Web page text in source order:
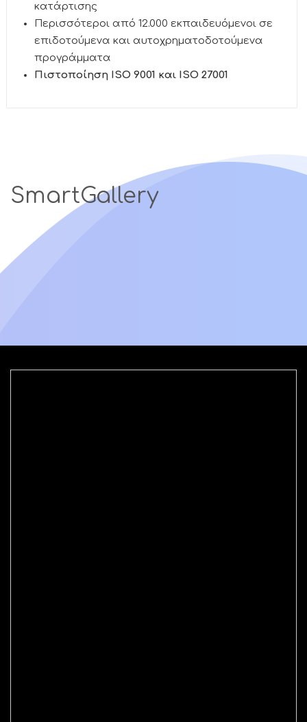
κατάρτισης
Περισσότεροι από 12.000 εκπαιδευόμενοι σε
επιδοτούμενα και αυτοχρηματοδοτούμενα
προγράμματα
Πιστοπoίηση ISO 9001 και ISO 27001
SmartGallery